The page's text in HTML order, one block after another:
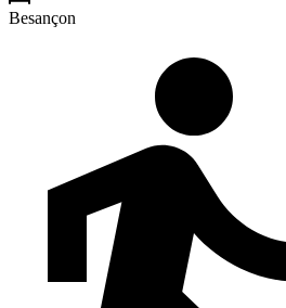
Besançon